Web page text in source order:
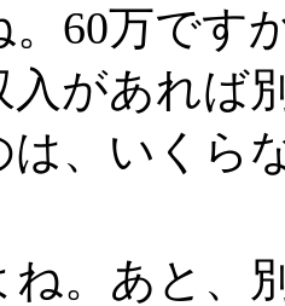
。60万です
入があれば
は、いくら
ね。あと、